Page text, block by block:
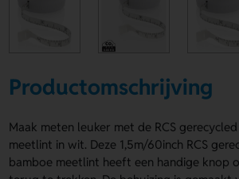
Productomschrijving
Maak meten leuker met de RCS
meetlint in wit. Deze 1,5m/60inch RCS
bamboe meetlint heeft een handige knop